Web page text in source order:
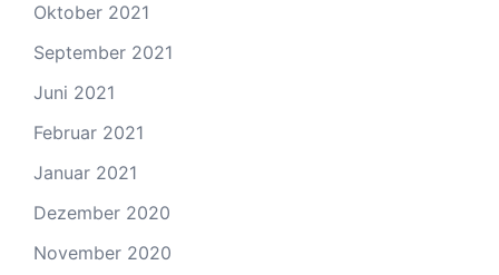
Oktober 2021
September 2021
Juni 2021
Februar 2021
Januar 2021
Dezember 2020
November 2020